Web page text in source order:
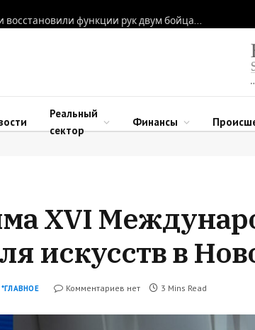
Новосибирские нейрохирурги восстановили функции рук двум бойцам после минно-взрывных травм
Реальный
сектор
Финансы
XVI
искусств в
*ГЛАВНОЕ Комментариев нет 3 Mins Read